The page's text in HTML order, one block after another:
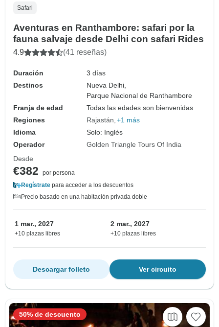
Safari
Aventuras en Ranthambore: safari por la
fauna salvaje desde Delhi con safari Rides
4.9 (41 reseñas)
Duración
3 días
Destinos
Nueva Delhi,
Parque Nacional de Ranthambore
Franja de edad
Todas las edades son bienvenidas
Regiones
Rajastán +1 más
Idioma
Solo: Inglés
Operador
Golden Triangle Tours Of India
Desde
€382
por persona
Regístrate para acceder a los descuentos
Precio basado en una habitación privada doble
1 mar., 2027
+10 plazas libres
2 mar., 2027
+10 plazas libres
Ver circuito
Descargar folleto
50% de descuento